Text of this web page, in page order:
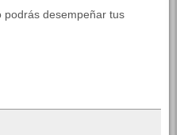
podrás desempeñar tus